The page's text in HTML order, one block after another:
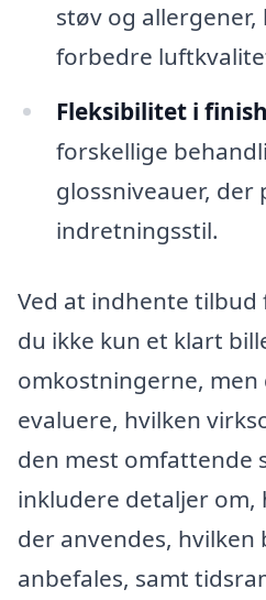
støv og allergener,
forbedre
Fleksibilitet i
forskellige
glossniveauer, der
indretningsstil.
Ved at indhente
du ikke kun et klart
omkostningerne, men
evaluere, hvilken
den mest omfattende
inkludere detaljer
der anvendes,
anbefales, samt